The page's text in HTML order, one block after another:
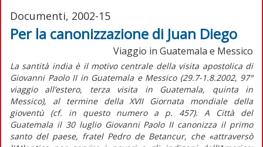
Documenti, 2002-15
Per la canonizzazione di Juan Diego
Viaggio in Guatemala e Messico
La santità india è il motivo centrale della visita apostolica di
Giovanni Paolo II in Guatemala e Messico (29.7-1.8.2002, 97°
viaggio all’estero, terza visita in Guatemala, quinta in
Messico), al termine della XVII Giornata mondiale della
gioventù (cf. in questo numero a p. 457). A Città del
Guatemala il 30 luglio Giovanni Paolo II canonizza il primo
santo del paese, fratel Pedro de Betancur, che «attraversò